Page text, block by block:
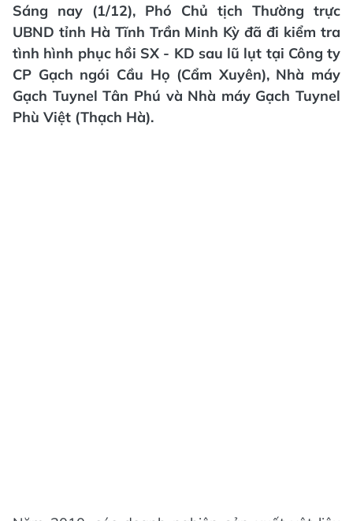
Sáng nay (1/12), Phó Chủ tịch Thường trực
UBND tỉnh Hà Tĩnh Trần Minh Kỳ đã đi kiểm tra
tình hình phục hồi SX - KD sau lũ lụt tại Công ty
CP Gạch ngói Cầu Họ (Cẩm Xuyên), Nhà máy
Gạch Tuynel Tân Phú và Nhà máy Gạch Tuynel
Phù Việt (Thạch Hà).